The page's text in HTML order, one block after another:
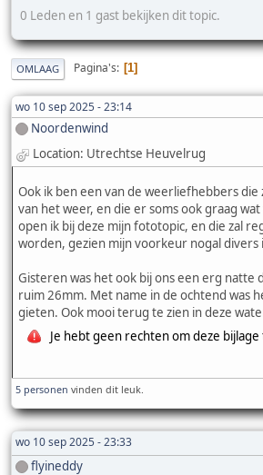
0 Leden en 1 gast bekijken dit topic.
OMLAAG Pagina's 1
wo 10 sep 2025 - 23:14
Noordenwind
Location: Utrechtse Heuvelrug
Ook ik ben een van de weerliefhebbers
van het weer, en die er soms ook graag
open ik bij deze mijn fototopic, en die zal
worden, gezien mijn voorkeur nogal divers
Gisteren was het ook bij ons een erg natte
ruim 26mm. Met name in de ochtend was
gieten. Ook mooi terug te zien in deze
Je hebt geen rechten om deze
5 personen vinden dit leuk.
wo 10 sep 2025 - 23:33
flyineddy